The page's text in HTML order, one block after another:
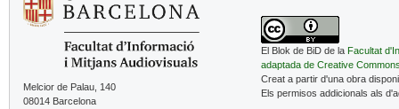
Melcior de Palau, 140
08014 Barcelona
El Blok de BiD de la Facultat
adaptada de Creative
Creat a partir d'una obra
Els permisos addicionals als